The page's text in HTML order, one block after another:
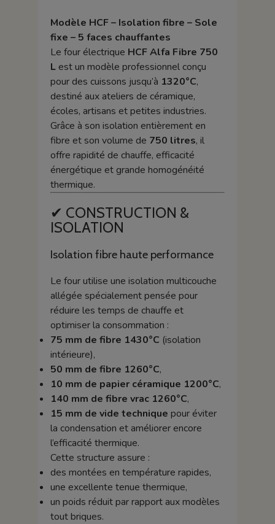
Modèle HCF – Isolation fibre – Sole
fixe – 5 faces chauffantes
Le four électrique HCF Alfa Fibre 750
Lest un modèle professionnel conçu
pour des cuissons jusqu’à 1320°C,
destiné aux ateliers de céramique,
écoles, artisans et petites industries.
Grâce à son isolation entièrement en
fibre et son volume de 750 litres, il
offre rapidité de chauffe, efficacité
énergétique et grande homogénéité
thermique.
✔ CONSTRUCTION &
ISOLATION
Isolation fibre haute performance
Le four utilise une isolation multicouche
allégée spécialement pensée pour
réduire les temps de chauffe et
optimiser la consommation :
75 mm de fibre 1430°C (isolation
intérieure),
50 mm de fibre 1260°C,
10 mm de papier céramique 1200°C,
140 mm de fibre vrac 1260°C,
15 mm de vide technique pour éviter
la condensation et améliorer encore
l’efficacité thermique.
Cette structure assure :
des montées en température rapides,
une excellente tenue thermique,
un poids réduit par rapport aux modèles
tout briques.